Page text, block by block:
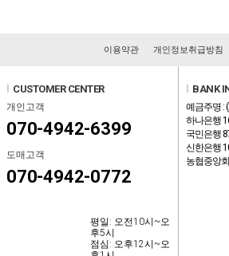
이용약관 개인정보취급방침
CUSTOMER CENTER
개인고객
070-4942-6399
도매고객
070-4942-0772
평일: 오전10시~오
후5시
점심: 오후12시~오
BANK
예금주명 :
하나은행
국민은행
신한은행
농협중앙